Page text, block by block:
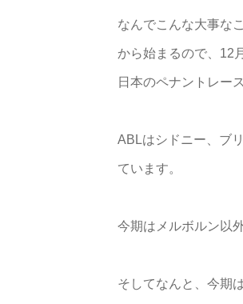
なんでこんな大事な
から始まるので、12
日本のペナントレー
ABLはシドニー、ブ
ています。
今期はメルボルン以
そしてなんと、今期